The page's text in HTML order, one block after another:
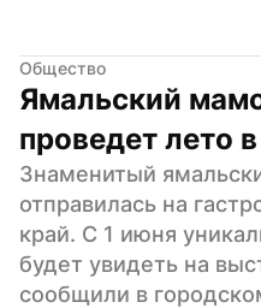
Общество
Ямальский
проведет лето
Знаменитый
отправилась на
край. С 1 июня
будет увидеть на
сообщили в